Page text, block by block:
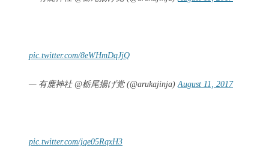
pic.twitter.com/8eWHmDqJjQ
— 有鹿神社 @栃尾揚げ党 (@arukajinja)August 11, 2017
pic.twitter.com/jqe05RqxH3